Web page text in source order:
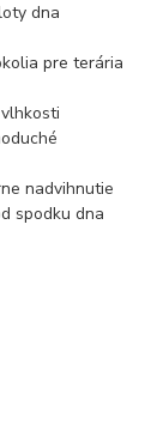
dna
pre terária
nadvihnutie
spodku dna